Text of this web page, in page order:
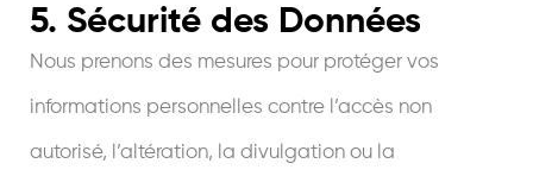
5. Sécurité des Données
Nous prenons des mesures pour protéger vos
informations personnelles contre l’accès non
autorisé, l’altération, la divulgation ou la